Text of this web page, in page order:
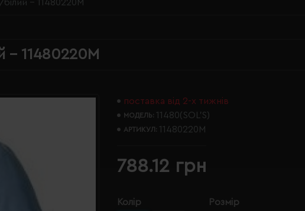
- 11480220M
- 11480220M
поставка від 2-х тижнів
МОДЕЛЬ: 11480(SOL’S)
АРТИКУЛ: 11480220M
788.12 грн
Колір Розмір